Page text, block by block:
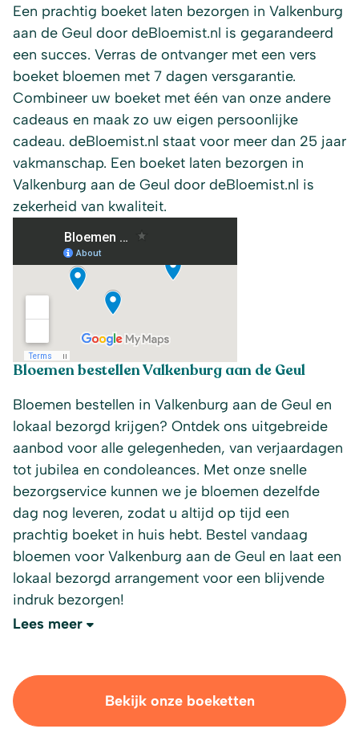
Een prachtig boeket laten bezorgen in Valkenburg
aan de Geul door deBloemist.nl is gegarandeerd
een succes. Verras de ontvanger met een vers
boeket bloemen met 7 dagen versgarantie.
Combineer uw boeket met één van onze andere
cadeaus en maak zo uw eigen persoonlijke
cadeau. deBloemist.nl staat voor meer dan 25 jaar
vakmanschap. Een boeket laten bezorgen in
Valkenburg aan de Geul door deBloemist.nl is
zekerheid van kwaliteit.
Bloemen bestellen Valkenburg aan de Geul
Bloemen bestellen in Valkenburg aan de Geul en
lokaal bezorgd krijgen? Ontdek ons uitgebreide
aanbod voor alle gelegenheden, van verjaardagen
tot jubilea en condoleances. Met onze snelle
bezorgservice kunnen we je bloemen dezelfde
dag nog leveren, zodat u altijd op tijd een
prachtig boeket in huis hebt. Bestel vandaag
bloemen voor Valkenburg aan de Geul en laat een
lokaal bezorgd arrangement voor een blijvende
indruk bezorgen!
Lees meer
Bekijk onze boeketten